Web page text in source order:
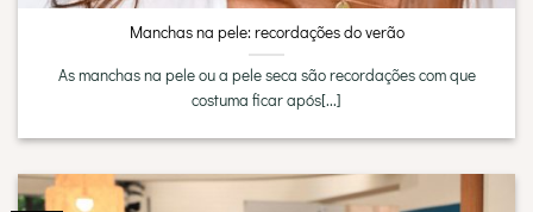
Manchas na pele: recordações do verão
As manchas na pele ou a pele seca são recordações com que
costuma ficar após[...]